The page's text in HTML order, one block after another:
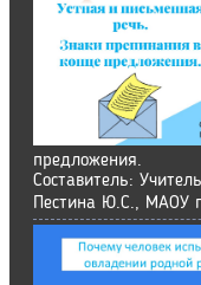
предложения.
Составитель:
Пестина Ю.С., МАОУ